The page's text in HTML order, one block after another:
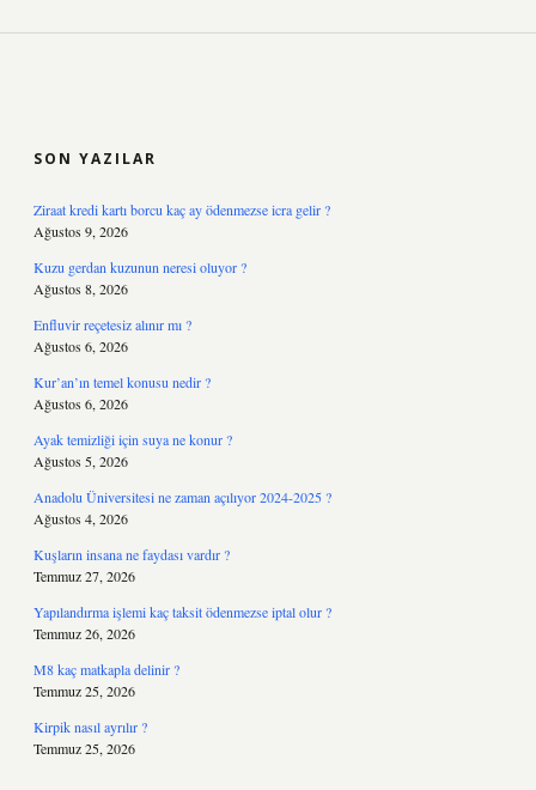
SON YAZILAR
Ziraat kredi kartı borcu kaç ay ödenmezse icra gelir ?
Ağustos 9, 2026
Kuzu gerdan kuzunun neresi oluyor ?
Ağustos 8, 2026
Enfluvir reçetesiz alınır mı ?
Ağustos 6, 2026
Kur’an’ın temel konusu nedir ?
Ağustos 6, 2026
Ayak temizliği için suya ne konur ?
Ağustos 5, 2026
Anadolu Üniversitesi ne zaman açılıyor 2024-2025 ?
Ağustos 4, 2026
Kuşların insana ne faydası vardır ?
Temmuz 27, 2026
Yapılandırma işlemi kaç taksit ödenmezse iptal olur ?
Temmuz 26, 2026
M8 kaç matkapla delinir ?
Temmuz 25, 2026
Kirpik nasıl ayrılır ?
Temmuz 25, 2026